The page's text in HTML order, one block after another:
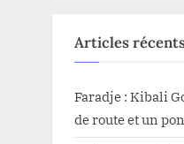
Articles
Faradje : Kibali
de route et un